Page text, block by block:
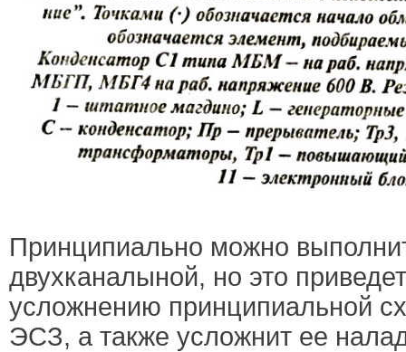
Принципиально можно
двухканалыной, но это
усложнению принципиальной
ЭСЗ, а также усложнит ее